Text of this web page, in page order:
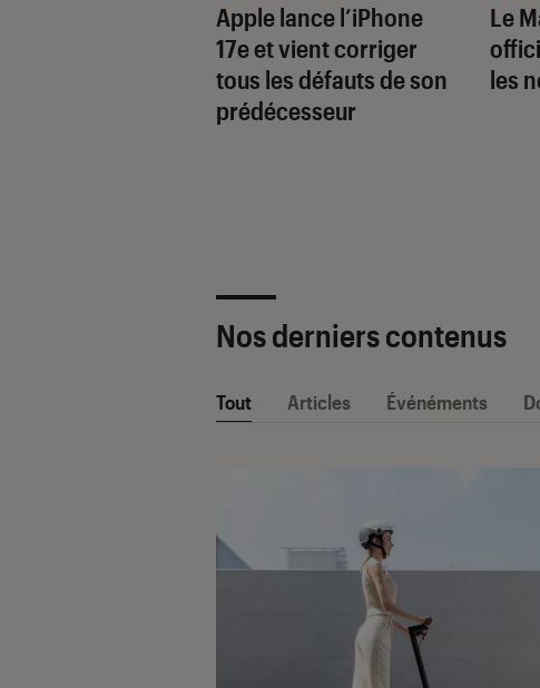
Apple lance l’iPhone
17e et vient corriger
tous les défauts de son
prédécesseur
Le
les
Nos derniers contenus
Tout Articles Événéments